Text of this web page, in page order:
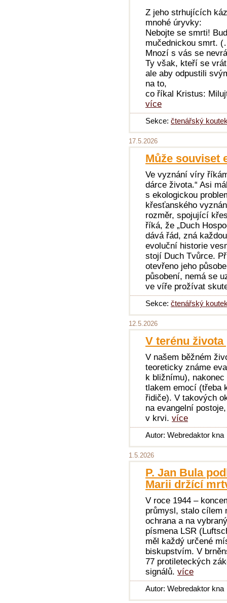
Z jeho strhujících
mnohé úryvky:
Nebojte se smrti!
mučednickou smrt.
Mnozí s vás se
Ty však, kteří se
ale aby odpustili
na to,
co říkal Kristus:
více
Sekce: čtenářský
17.5.2026
Může souviset
Ve vyznání víry
dárce života.“ Asi
s ekologickou
křesťanského
rozměr, spojující
říká, že „Duch
dává řád, zná
evoluční historie
stojí Duch Tvůrce.
otevřeno jeho
působení, nemá se
ve víře prožívat
Sekce: čtenářský
12.5.2026
V terénu
V našem běžném
teoreticky známe
k bližnímu), nakonec
tlakem emocí (třeba
řidiče). V takových
na evangelní
v krvi. více
Autor: Webredaktor kna
1.5.2026
P. Jan Bula
Marii držící
V roce 1944 –
průmysl, stalo cílem
ochrana a na
písmena LSR
měl každý určené
biskupstvím. V
77 protileteckých
signálů. více
Autor: Webredaktor kna